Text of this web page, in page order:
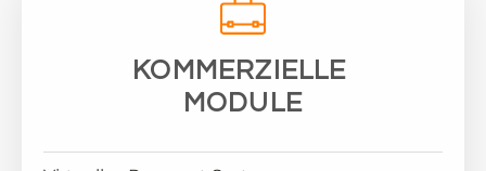
KOMMERZIELLE
MODULE